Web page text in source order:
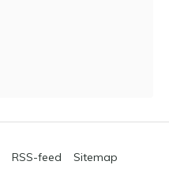
RSS-feed Sitemap